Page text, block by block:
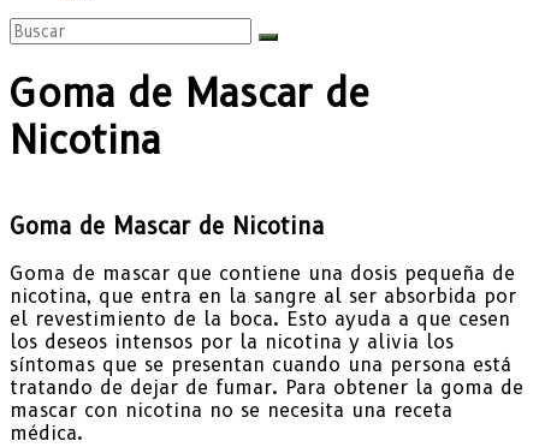
Goma de Mascar de
Nicotina
Goma de Mascar de Nicotina
Goma de mascar que contiene una dosis pequeña de
nicotina, que entra en la sangre al ser absorbida por
el revestimiento de la boca. Esto ayuda a que cesen
los deseos intensos por la nicotina y alivia los
síntomas que se presentan cuando una persona está
tratando de dejar de fumar. Para obtener la goma de
mascar con nicotina no se necesita una receta
médica.